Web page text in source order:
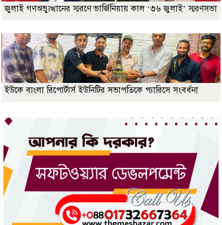
জুলাই গণঅভ্যুত্থানের স্মরণে ভার্জিনিয়ায় কাল ‘৩৬ জুলাই’ স্মরণসভা
ইউকে বাংলা রিপোর্টার্স ইউনিটির সভাপতিকে প্যারিসে সংবর্ধনা